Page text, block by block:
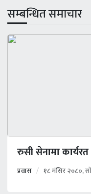
सम्बन्धित समाचार
रुसी सेनामा
प्रवास १८ मंसिर २०८०,